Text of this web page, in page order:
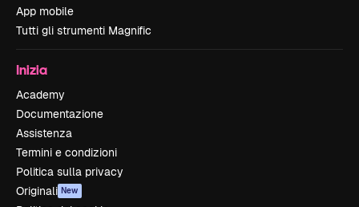
App mobile
Tutti gli strumenti Magnific
Inizia
Academy
Documentazione
Assistenza
Termini e condizioni
Politica sulla privacy
Originali New